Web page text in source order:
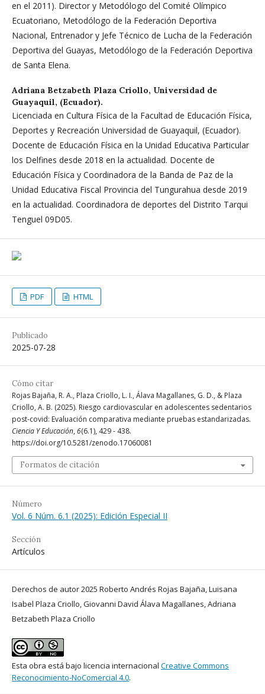
en el 2011). Director y Metodólogo del Comité Olímpico
Ecuatoriano, Metodólogo de la Federación Deportiva
Nacional, Entrenador y Jefe Técnico de Lucha de la Federación
Deportiva del Guayas, Metodólogo de la Federación Deportiva
de Santa Elena.
Adriana Betzabeth Plaza Criollo, Universidad de
Guayaquil, (Ecuador).
Licenciada en Cultura Física de la Facultad de Educación Física,
Deportes y Recreación Universidad de Guayaquil, (Ecuador).
Docente de Educación Física en la Unidad Educativa Particular
los Delfines desde 2018 en la actualidad. Docente de
Educación Física y Coordinadora de la Banda de Paz de la
Unidad Educativa Fiscal Provincia del Tungurahua desde 2019
en la actualidad. Coordinadora de deportes del Distrito Tarqui
Tenguel 09D05.
PDF HTML
Publicado
2025-07-28
Cómo citar
Rojas Bajaña, R. A., Plaza Criollo, L. I., Álava Magallanes, G. D., & Plaza
Criollo, A. B. (2025). Riesgo cardiovascular en adolescentes sedentarios
post-covid: Evaluación comparativa mediante pruebas estandarizadas.
Ciencia Y Educación, 6(6.1), 429 - 438.
https://doi.org/10.5281/zenodo.17060081
Formatos de citación
Número
Vol. 6 Núm. 6.1 (2025): Edición Especial II
Sección
Artículos
Derechos de autor 2025 Roberto Andrés Rojas Bajaña, Luisana
Isabel Plaza Criollo, Giovanni David Álava Magallanes, Adriana
Betzabeth Plaza Criollo
Esta obra está bajo licencia internacional Creative Commons
Reconocimiento-NoComercial 4.0.